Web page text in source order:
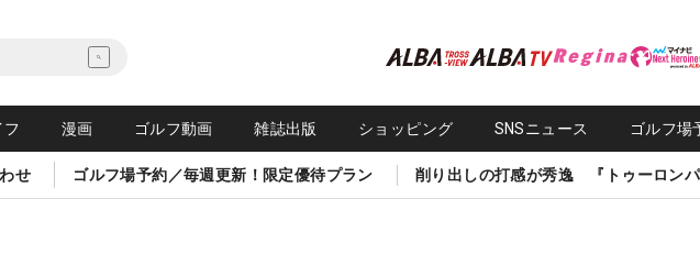
フ 漫画 ゴルフ動画 雑誌出版 ショッピング SNSニュース ゴルフ場
せ ゴルフ場予約／毎週更新！限定優待プラン 削り出しの打感が秀逸 『トゥーロンパ